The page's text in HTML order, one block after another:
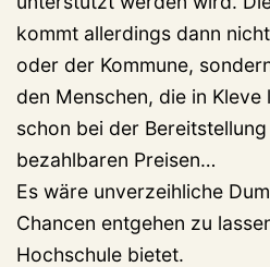
kommt allerdings dann
oder der Kommune,
den Menschen, die in
schon bei der
bezahlbaren Preisen…
Es wäre unverzeihliche
Chancen entgehen zu
Hochschule bietet.